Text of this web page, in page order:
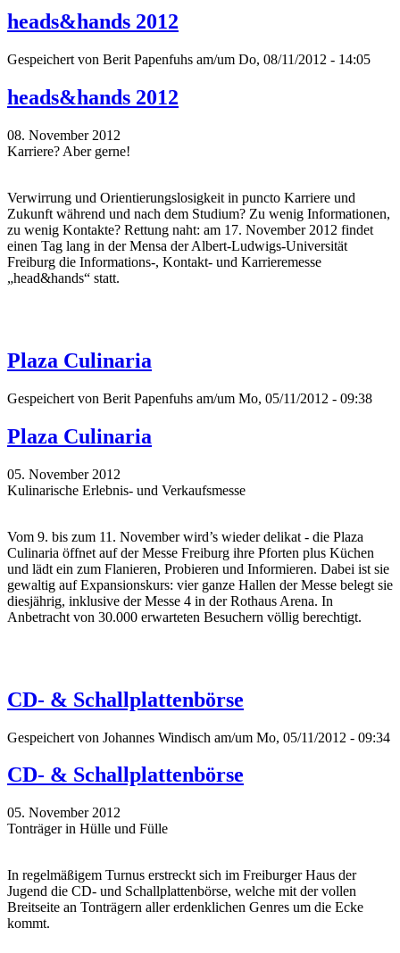
heads&hands 2012
Gespeichert von Berit Papenfuhs am/um Do, 08/11/2012 - 14:05
heads&hands 2012
08. November 2012
Karriere? Aber gerne!
Verwirrung und Orientierungslosigkeit in puncto Karriere und
Zukunft während und nach dem Studium? Zu wenig Informationen,
zu wenig Kontakte? Rettung naht: am 17. November 2012 findet
einen Tag lang in der Mensa der Albert-Ludwigs-Universität
Freiburg die Informations-, Kontakt- und Karrieremesse
„head&hands“ statt.
Plaza Culinaria
Gespeichert von Berit Papenfuhs am/um Mo, 05/11/2012 - 09:38
Plaza Culinaria
05. November 2012
Kulinarische Erlebnis- und Verkaufsmesse
Vom 9. bis zum 11. November wird’s wieder delikat - die Plaza
Culinaria öffnet auf der Messe Freiburg ihre Pforten plus Küchen
und lädt ein zum Flanieren, Probieren und Informieren. Dabei ist sie
gewaltig auf Expansionskurs: vier ganze Hallen der Messe belegt sie
diesjährig, inklusive der Messe 4 in der Rothaus Arena. In
Anbetracht von 30.000 erwarteten Besuchern völlig berechtigt.
CD- & Schallplattenbörse
Gespeichert von Johannes Windisch am/um Mo, 05/11/2012 - 09:34
CD- & Schallplattenbörse
05. November 2012
Tonträger in Hülle und Fülle
In regelmäßigem Turnus erstreckt sich im Freiburger Haus der
Jugend die CD- und Schallplattenbörse, welche mit der vollen
Breitseite an Tonträgern aller erdenklichen Genres um die Ecke
kommt.